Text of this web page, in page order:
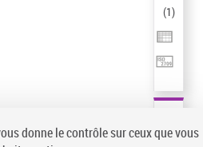
(1)
donne le contrôle sur ceux que vous